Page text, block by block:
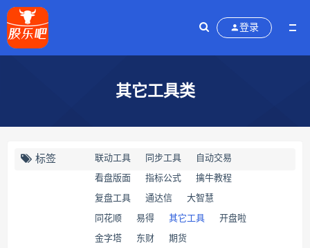
登录
其它工具类
标签 联动工具 同步工具 自动交易
看盘版面 指标公式 擒牛教程
复盘工具 通达信 大智慧
同花顺 易得 其它工具 开盘啦
金字塔 东财 期货